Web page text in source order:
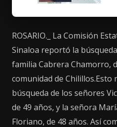
ROSARIO._ La Comisión
Sinaloa reportó la
familia Cabrera Chamorro,
comunidad de Chilillos.Esto
búsqueda de los señores
de 49 años, y la señora
Floriano, de 48 años. Así